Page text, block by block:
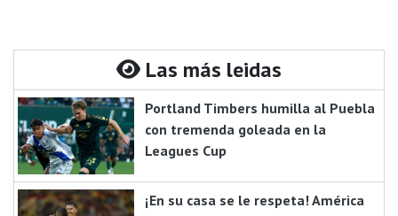
Las más leidas
Portland Timbers humilla al Puebla
con tremenda goleada en la
Leagues Cup
¡En su casa se le respeta! América